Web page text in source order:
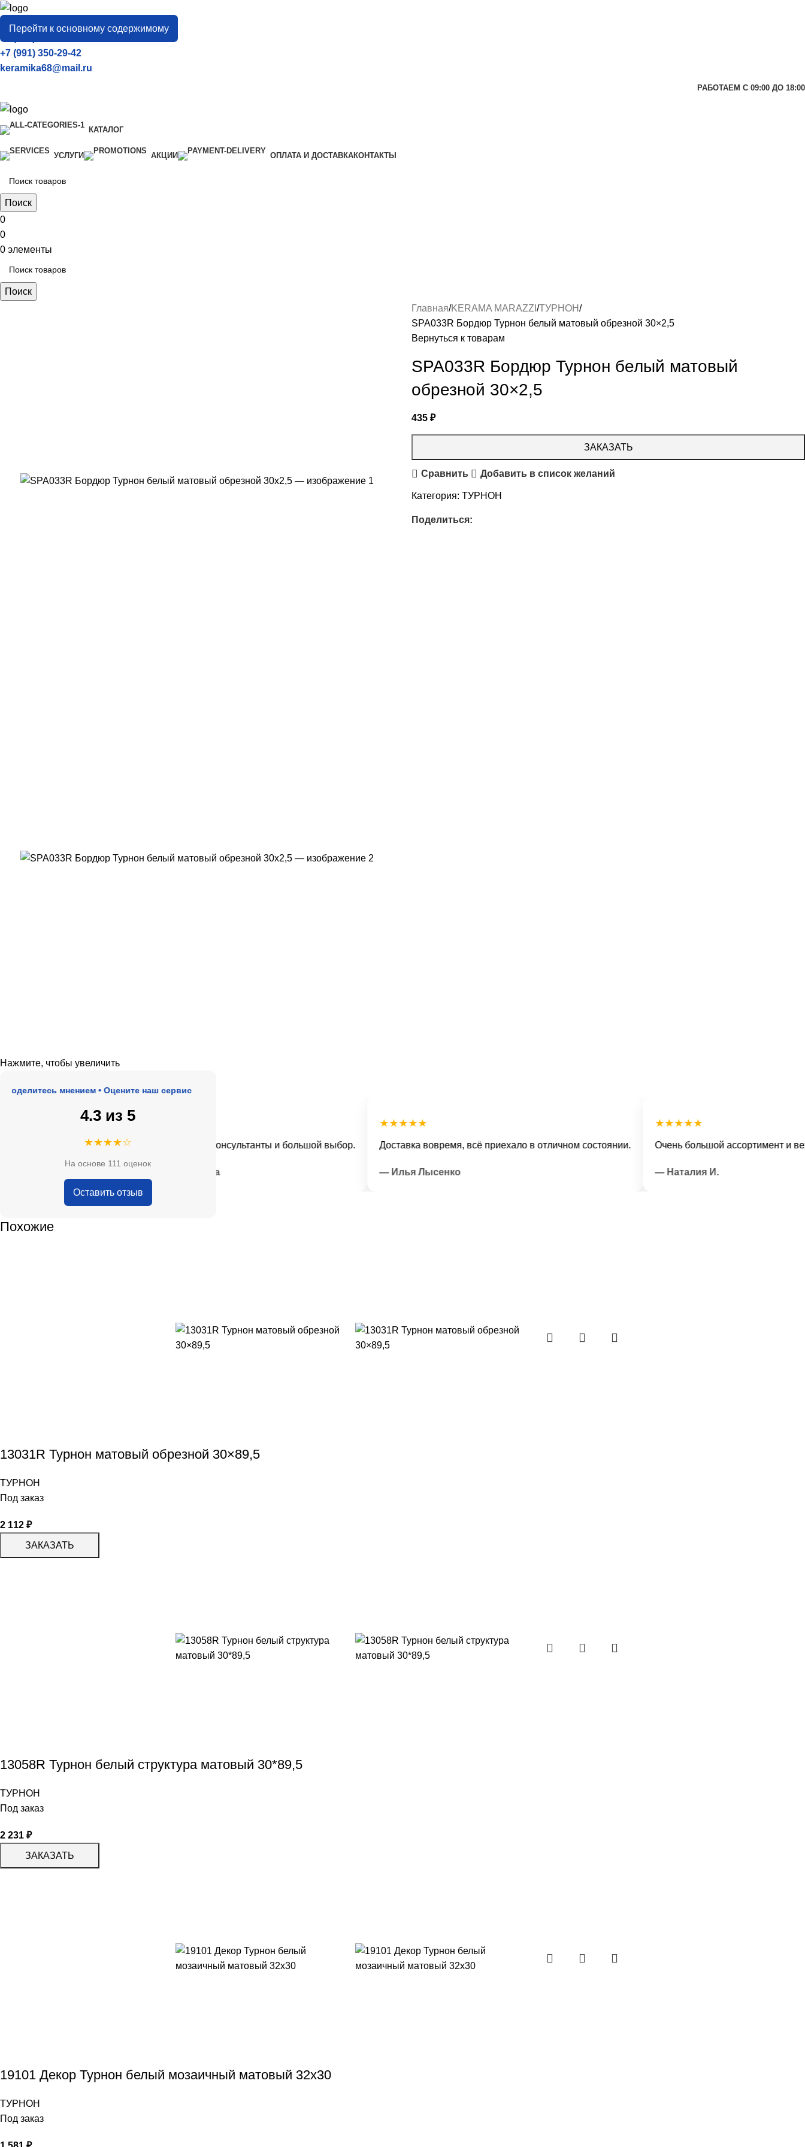
Перейти к основному содержимому
город
Тамбов
+7 (906) 657-33-54
+7 (991) 350-29-42
keramika68@mail.ru
РАБОТАЕМ С 09:00 ДО 18:00
КАТАЛОГ
УСЛУГИ АКЦИИ ОПЛАТА И ДОСТАВКАКОНТАКТЫ
Поиск
0
0
0 элементы
Поиск
Нажмите, чтобы увеличить
Главная KERAMA MARAZZI ТУРНОН
SPA033R Бордюр Турнон белый матовый обрезной 30×2,5
Вернуться к товарам
SPA033R Бордюр Турнон белый матовый
обрезной 30×2,5
435 ₽
ЗАКАЗАТЬ
Сравнить Добавить в список желаний
Категория: ТУРНОН
Поделиться:
мнением • Оцените наш сервис
4.3 из 5
★★★★☆
На основе 111 оценок
Оставить отзыв
★★★★★
Очень приятные консультанты и большой выбор.
★★★★★
Доставка вовремя, всё приехало в отличном состоянии.
— Илья Лысенко
★★★★★
Очень большой ассортимент и
— Наталия И.
Похожие
13031R Турнон матовый обрезной 30×89,5
ТУРНОН
Под заказ
2 112 ₽
ЗАКАЗАТЬ
13058R Турнон белый структура матовый 30*89,5
ТУРНОН
Под заказ
2 231 ₽
ЗАКАЗАТЬ
19101 Декор Турнон белый мозаичный матовый 32х30
ТУРНОН
Под заказ